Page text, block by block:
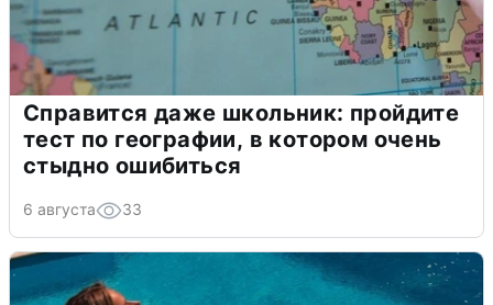
Справится даже школьник: пройдите
тест по географии, в котором очень
стыдно ошибиться
6 августа 33